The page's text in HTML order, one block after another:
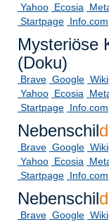
Yahoo Ecosia
Startpage Info.com
Mysteriöse
(Doku)
Brave Google
Yahoo Ecosia
Startpage Info.com
Nebenschil
Brave Google
Yahoo Ecosia
Startpage Info.com
Nebenschil
Brave Google